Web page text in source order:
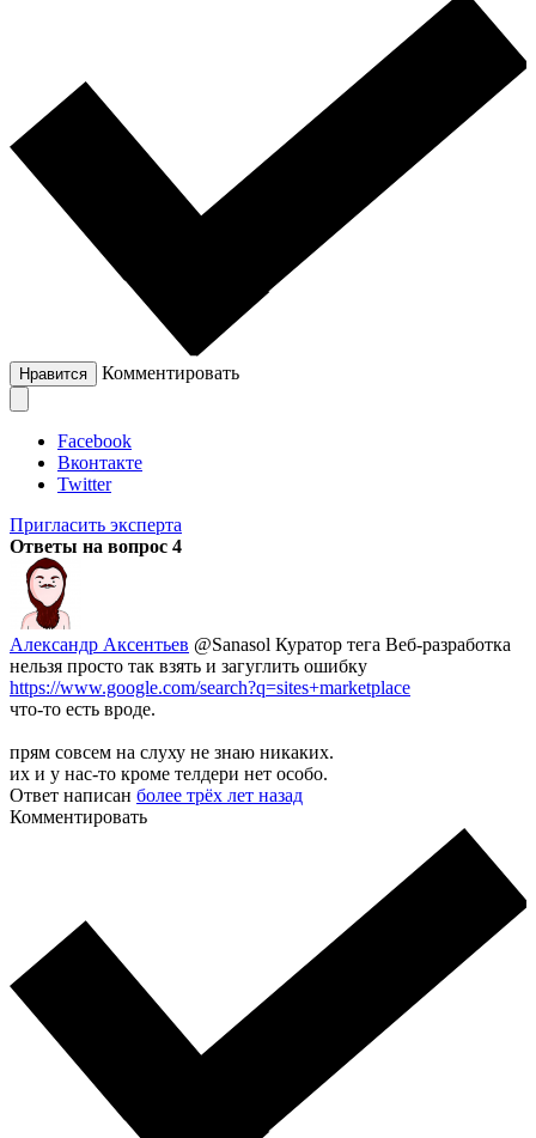
Нравится Комментировать
Facebook
Вконтакте
Twitter
Пригласить эксперта
Ответы на вопрос 4
Александр Аксентьев @Sanasol Куратор тега Веб-разработка
нельзя просто так взять и загуглить ошибку
https://www.google.com/search?q=sites+marketplace
что-то есть вроде.
прям совсем на слуху не знаю никаких.
их и у нас-то кроме телдери нет особо.
Ответ написан более трёх лет назад
Комментировать